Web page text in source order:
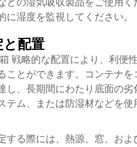
に湿度を監視してください。
と配置
戦略的な配置により、利便
ことができます。コンテナ
し、長期間にわたり底面の
テム、または防湿材などを
する際には、熱源、窓、お